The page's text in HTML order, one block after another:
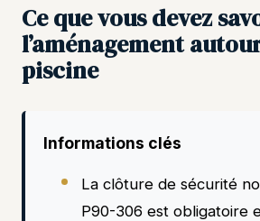
Ce que vous devez
l’aménagement
piscine
Informations clés
La clôture de sécurité
P90-306 est obligatoire